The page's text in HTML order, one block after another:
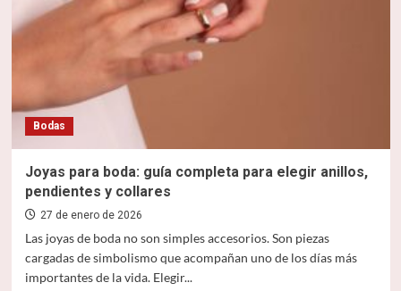
Bodas
Joyas para boda: guía completa para elegir anillos,
pendientes y collares
27 de enero de 2026
Las joyas de boda no son simples accesorios. Son piezas
cargadas de simbolismo que acompañan uno de los días más
importantes de la vida. Elegir...